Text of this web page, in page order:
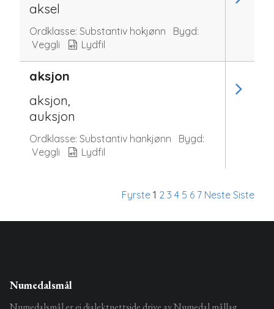
aksel
Ordklasse: Substantiv hokjønn
Bygd:
Veggli
Lydfil
aksjon
aksjon,
auksjon
Ordklasse: Substantiv hankjønn
Bygd:
Veggli
Lydfil
Fyrste 1 2 3 4 5 6 7 Neste Siste
Numedalsmål